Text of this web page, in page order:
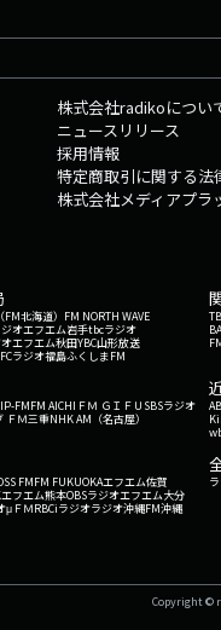
株式会社radikoについ
ニュースリリース
採用情報
特定商取引に関する法
株式会社メディアプラ
北海道） FM NORTH WAVE
オエフエム岩手tbcラジオ
エフエム秋田YBC山形放送
ラジオ福島ふくしまFM
FMFM AICHI ＦＭ ＧＩＦＵ SBSラジオ
ＦＭ三重NHK AM（名古屋）
FMFM FUKUOKAエフエム佐賀
フエム熊本OBSラジオエフエム大分
μＦＭRBCiラジオラジオ沖縄FM沖縄
Copyright ©